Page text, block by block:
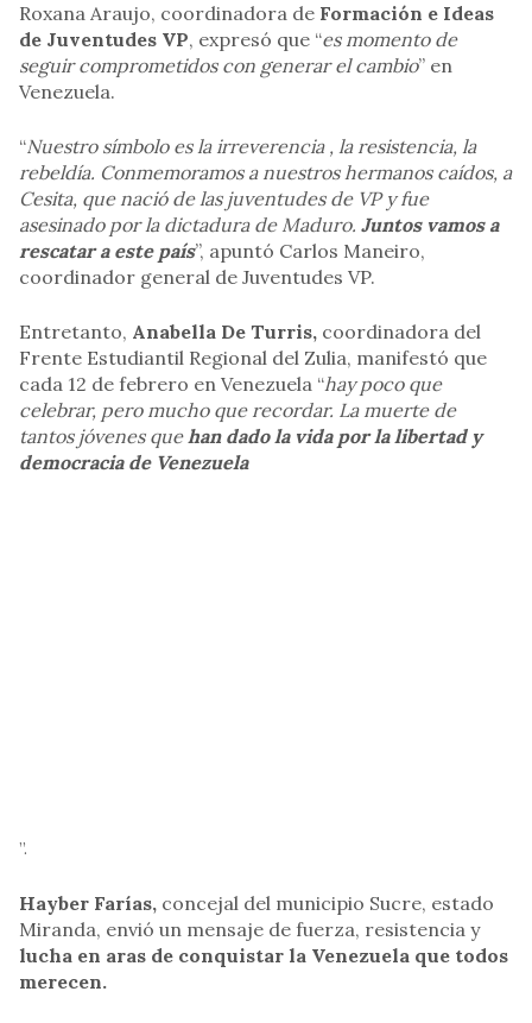
Roxana Araujo, coordinadora de Formación e Ideas
de Juventudes VP, expresó que “es momento de
seguir comprometidos con generar el cambio” en
Venezuela.
“Nuestro símbolo es la irreverencia , la resistencia, la
rebeldía. Conmemoramos a nuestros hermanos caídos, a
Cesita, que nació de las juventudes de VP y fue
asesinado por la dictadura de Maduro. Juntos vamos a
rescatar a este país”, apuntó Carlos Maneiro,
coordinador general de Juventudes VP.
Entretanto, Anabella De Turris, coordinadora del
Frente Estudiantil Regional del Zulia, manifestó que
cada 12 de febrero en Venezuela “hay poco que
celebrar, pero mucho que recordar. La muerte de
tantos jóvenes quehan dado la vida por la libertad y
democracia de Venezuela
”.
Hayber Farías, concejal del municipio Sucre, estado
Miranda, envió un mensaje de fuerza, resistencia y
lucha en aras de conquistar la Venezuela que todos
merecen.